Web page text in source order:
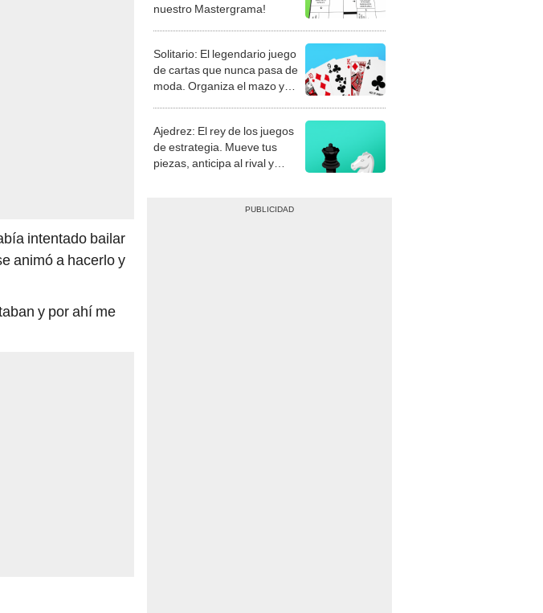
intentado bailar
animó a hacerlo y
y por ahí me
nuestro Mastergrama!
Solitario: El legendario juego
de cartas que nunca pasa de
moda. Organiza el mazo y
Ajedrez: El rey de los juegos
de estrategia. Mueve tus
piezas, anticipa al rival y